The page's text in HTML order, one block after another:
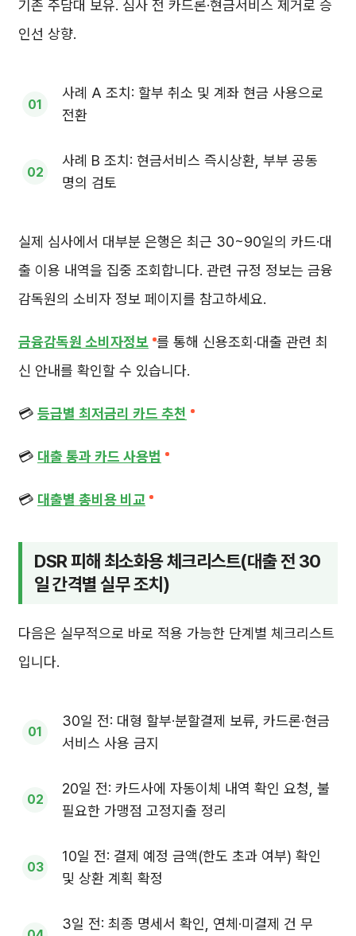
기존 주담대 보유. 심사 전 카드론·현금서비스 제거로 승
인선 상향.
사례 A 조치: 할부 취소 및 계좌 현금 사용으로
전환
사례 B 조치: 현금서비스 즉시상환, 부부 공동
명의 검토
실제 심사에서 대부분 은행은 최근 30~90일의 카드·대
출 이용 내역을 집중 조회합니다. 관련 규정 정보는 금융
감독원의 소비자 정보 페이지를 참고하세요.
금융감독원 소비자정보 를 통해 신용조회·대출 관련 최
신 안내를 확인할 수 있습니다.
💳 등급별 최저금리 카드 추천
💳 대출 통과 카드 사용법
💳 대출별 총비용 비교
DSR 피해 최소화용 체크리스트(대출 전 30
일 간격별 실무 조치)
다음은 실무적으로 바로 적용 가능한 단계별 체크리스트
입니다.
30일 전: 대형 할부·분할결제 보류, 카드론·현금
서비스 사용 금지
20일 전: 카드사에 자동이체 내역 확인 요청, 불
필요한 가맹점 고정지출 정리
10일 전: 결제 예정 금액(한도 초과 여부) 확인
및 상환 계획 확정
3일 전: 최종 명세서 확인, 연체·미결제 건 무